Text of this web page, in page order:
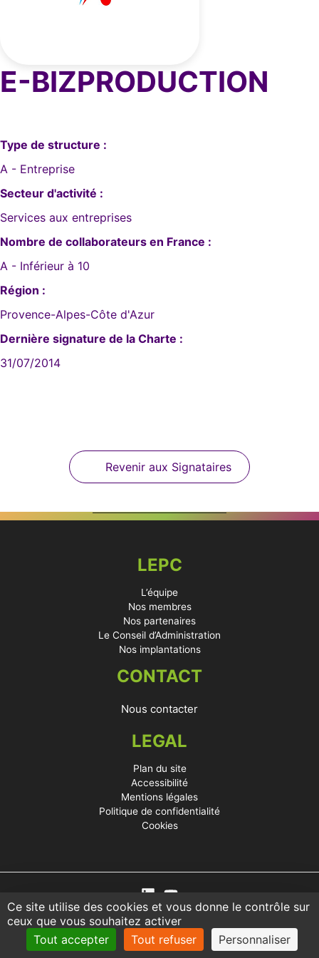
Ce site utilise des cookies et vous donne le contrôle sur
ceux que vous souhaitez activer
Tout accepter
Tout refuser Personnaliser
E-BIZPRODUCTION
Type de structure :
A - Entreprise
Secteur d'activité :
Services aux entreprises
Nombre de collaborateurs en France :
A - Inférieur à 10
Région :
Provence-Alpes-Côte d'Azur
Dernière signature de la Charte :
31/07/2014
Revenir aux Signataires
LEPC
L’équipe
Nos membres
Nos partenaires
Le Conseil d’Administration
Nos implantations
CONTACT
Nous contacter
LEGAL
Plan du site
Accessibilité
Mentions légales
Politique de confidentialité
Cookies